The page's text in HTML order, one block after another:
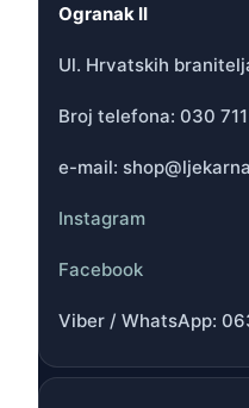
Ogranak II
Ul. Hrvatskih
Broj telefona: 030
e-mail:
Instagram
Facebook
Viber / WhatsApp: